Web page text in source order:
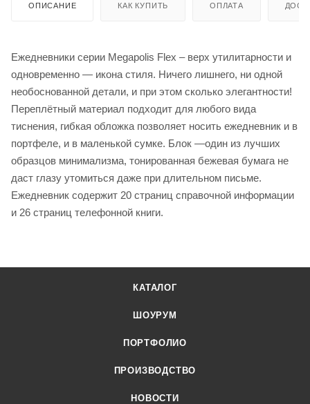
ОПИСАНИЕ КАК КУПИТЬ ОПЛАТА
Ежедневники серии Megapolis Flex – верх утилитарности и
одновременно — икона стиля. Ничего лишнего, ни одной
необоснованной детали, и при этом сколько элегантности!
Переплётный материал подходит для любого вида
тиснения, гибкая обложка позволяет носить ежедневник и в
портфеле, и в маленькой сумке. Блок —один из лучших
образцов минимализма, тонированная бежевая бумага не
даст глазу утомиться даже при длительном письме.
Ежедневник содержит 20 страниц справочной информации
и 26 страниц телефонной книги.
КАТАЛОГ
ШОУРУМ
ПОРТФОЛИО
ПРОИЗВОДСТВО
НОВОСТИ